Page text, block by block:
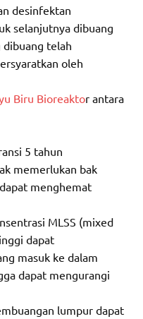
desinfektan
selanjutnya dibuang
dibuang telah
oleh
Biru Bioreaktor antara
5 tahun
memerlukan bak
menghemat
MLSS (mixed
dapat
masuk ke dalam
dapat mengurangi
lumpur dapat